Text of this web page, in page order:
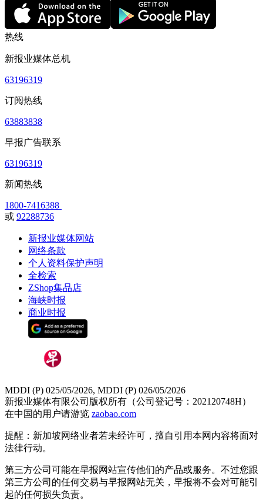
热线
新报业媒体总机
63196319
订阅热线
63883838
早报广告联系
63196319
新闻热线
1800-7416388
或 92288736
新报业媒体网站
网络条款
个人资料保护声明
全检索
ZShop集品店
海峡时报
商业时报
MDDI (P) 025/05/2026, MDDI (P) 026/05/2026
新报业媒体有限公司版权所有（公司登记号：202120748H）
在中国的用户请游览 zaobao.com
提醒：新加坡网络业者若未经许可，擅自引用本网内容将面对
法律行动。
第三方公司可能在早报网站宣传他们的产品或服务。不过您跟
第三方公司的任何交易与早报网站无关，早报将不会对可能引
起的任何损失负责。